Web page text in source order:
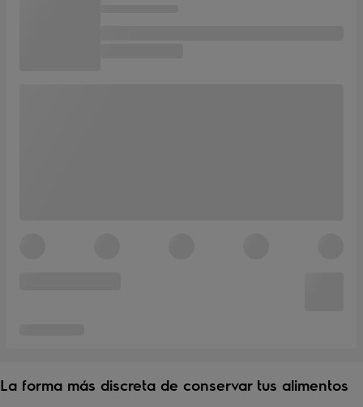
La forma más discreta de conservar tus alimentos